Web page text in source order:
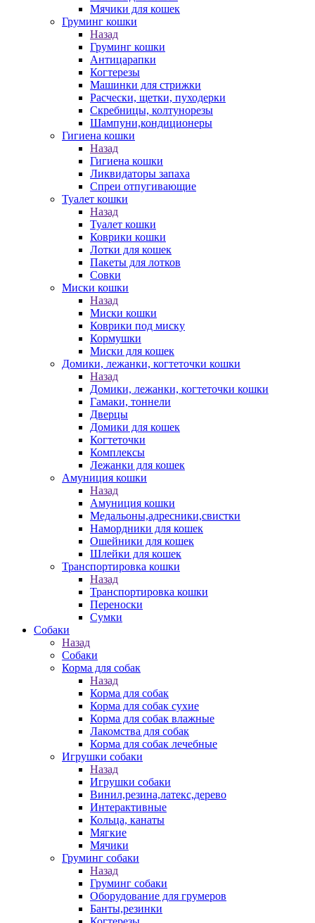
Мячики для кошек
Груминг кошки
Назад
Груминг кошки
Антицарапки
Когтерезы
Машинки для стрижки
Расчески, щетки, пуходерки
Скребницы, колтунорезы
Шампуни,кондиционеры
Гигиена кошки
Назад
Гигиена кошки
Ликвидаторы запаха
Спреи отпугивающие
Туалет кошки
Назад
Туалет кошки
Коврики кошки
Лотки для кошек
Пакеты для лотков
Совки
Миски кошки
Назад
Миски кошки
Коврики под миску
Кормушки
Миски для кошек
Домики, лежанки, когтеточки кошки
Назад
Домики, лежанки, когтеточки кошки
Гамаки, тоннели
Дверцы
Домики для кошек
Когтеточки
Комплексы
Лежанки для кошек
Амуниция кошки
Назад
Амуниция кошки
Медальоны,адресники,свистки
Намордники для кошек
Ошейники для кошек
Шлейки для кошек
Транспортировка кошки
Назад
Транспортировка кошки
Переноски
Сумки
Собаки
Назад
Собаки
Корма для собак
Назад
Корма для собак
Корма для собак сухие
Корма для собак влажные
Лакомства для собак
Корма для собак лечебные
Игрушки собаки
Назад
Игрушки собаки
Винил,резина,латекс,дерево
Интерактивные
Кольца, канаты
Мягкие
Мячики
Груминг собаки
Назад
Груминг собаки
Оборудование для грумеров
Банты,резинки